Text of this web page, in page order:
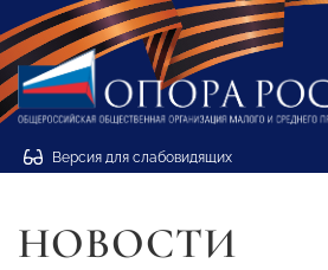
Версия для слабовидящих
НОВОСТИ